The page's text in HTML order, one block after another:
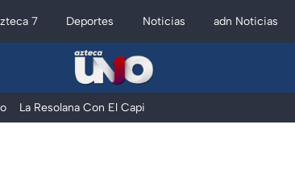
7 Deportes Noticias adn Noticias
La Resolana Con El Capi